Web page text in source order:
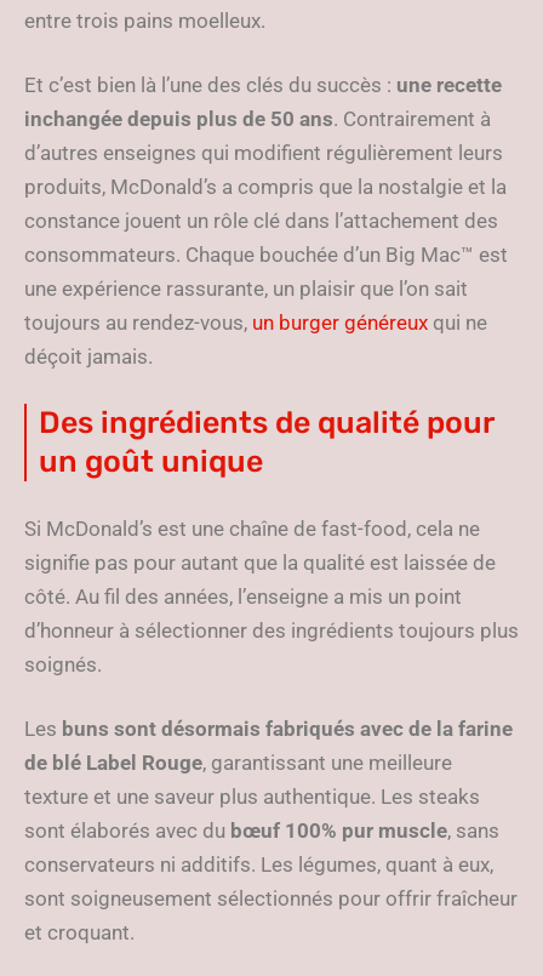
entre trois pains moelleux.
Et c’est bien là l’une des clés du succès : une recette
inchangée depuis plus de 50 ans. Contrairement à
d’autres enseignes qui modifient régulièrement leurs
produits, McDonald’s a compris que la nostalgie et la
constance jouent un rôle clé dans l’attachement des
consommateurs. Chaque bouchée d’un Big Mac™ est
une expérience rassurante, un plaisir que l’on sait
toujours au rendez-vous, un burger généreux qui ne
déçoit jamais.
Des ingrédients de qualité pour
un goût unique
Si McDonald’s est une chaîne de fast-food, cela ne
signifie pas pour autant que la qualité est laissée de
côté. Au fil des années, l’enseigne a mis un point
d’honneur à sélectionner des ingrédients toujours plus
soignés.
Les buns sont désormais fabriqués avec de la farine
de blé Label Rouge, garantissant une meilleure
texture et une saveur plus authentique. Les steaks
sont élaborés avec du bœuf 100% pur muscle, sans
conservateurs ni additifs. Les légumes, quant à eux,
sont soigneusement sélectionnés pour offrir fraîcheur
et croquant.